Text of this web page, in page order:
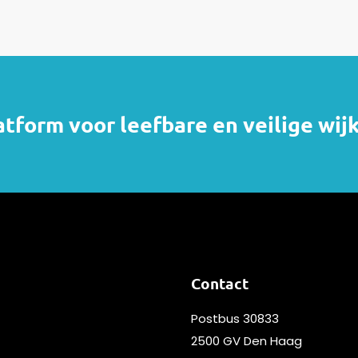
voor leefbare en veilige
Contact
Postbus 30833
2500 GV Den Haag